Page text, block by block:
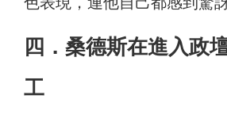
四．桑德斯在進入政
工